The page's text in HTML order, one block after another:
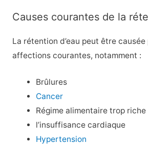
Causes courantes de la
La rétention d’eau peut être
affections courantes, notamment :
Brûlures
Cancer
Régime alimentaire trop riche
l’insuffisance cardiaque
Hypertension